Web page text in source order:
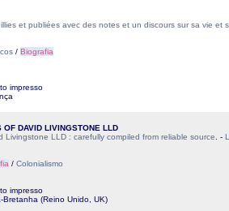
et publiées avec des notes et un discours sur sa vie et
/ Biografia
impresso
OF DAVID LIVINGSTONE LLD
Livingstone LLD : carefully compiled from reliable source . -
/ Colonialismo
impresso
Bretanha (Reino Unido, UK)